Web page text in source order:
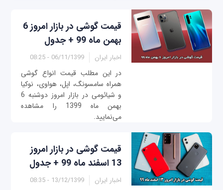
قیمت گوشی در بازار امروز 6
بهمن ماه 99 + جدول
اخبار ایران 06/11/1399 - 08:25
در این مطلب قیمت انواع گوشی
همراه سامسونگ، اپل، هواوی، نوکیا
و شیائومی در بازار امروز ‌دو‌شنبه 6
بهمن ماه 1399 را مشاهده
می‌نمایید.
قیمت گوشی در بازار امروز
13 اسفند ماه 99 + جدول
اخبار ایران 13/12/1399 - 08:35